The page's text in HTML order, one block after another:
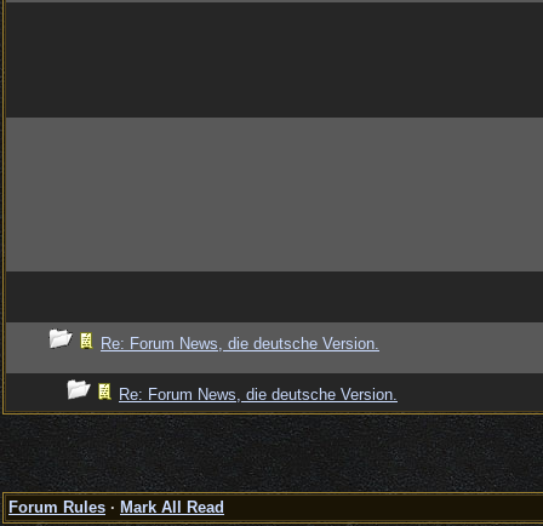
Re: Forum News, die deutsche Version.
Re: Forum News, die deutsche Version.
Forum Rules · Mark All Read